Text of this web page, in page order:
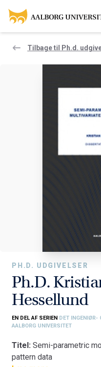
Tilbage til Ph.d.
PH.D. UDGIVELSER
Ph.D.
Hessellund
EN DEL AF SERIEN DET INGENIØR-
AALBORG UNIVERSITET
Titel: Semi-parametric
pattern data